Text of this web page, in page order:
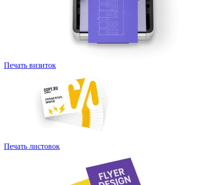
Печать визиток
Печать листовок